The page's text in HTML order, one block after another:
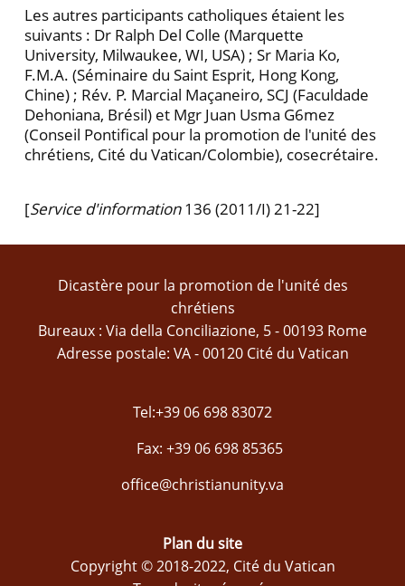
Les autres participants catholiques étaient les
suivants : Dr Ralph Del Colle (Marquette
University, Milwaukee, WI, USA) ; Sr Maria Ko,
F.M.A. (Séminaire du Saint Esprit, Hong Kong,
Chine) ; Rév. P. Marcial Maçaneiro, SCJ (Faculdade
Dehoniana, Brésil) et Mgr Juan Usma G6mez
(Conseil Pontifical pour la promotion de l'unité des
chrétiens, Cité du Vatican/Colombie), cosecrétaire.
[Service d'information136 (2011/I) 21-22]
Dicastère pour la promotion de l'unité des
chrétiens
Bureaux : Via della Conciliazione, 5 - 00193 Rome
Adresse postale: VA - 00120 Cité du Vatican
Tel:+39 06 698 83072
Fax: +39 06 698 85365
office@christianunity.va
Plan du site
Copyright © 2018-2022, Cité du Vatican